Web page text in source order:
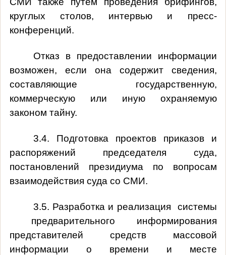
круглых столов, интервью и пресс-
конференций.
Отказ в предоставлении информации
возможен, если она содержит сведения,
составляющие государственную,
коммерческую или иную охраняемую
законом тайну.
3.4. Подготовка проектов приказов и
распоряжений председателя суда,
постановлений президиума по вопросам
взаимодействия суда со СМИ.
3.5. Разработка и реализация системы
предварительного информирования
представителей средств массовой
информации о времени и месте